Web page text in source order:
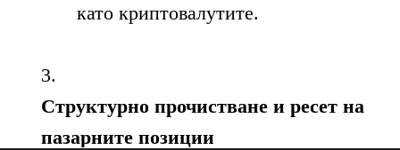
като криптовалутите.
Структурно прочистване и ресет на
пазарните позиции